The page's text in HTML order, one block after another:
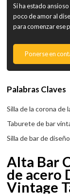
Si ha estado
poco de amor al
para comenzar ese
Ponerse en
Palabras Claves
Silla de la corona de
Taburete de bar
Silla de bar de
Alta Bar
de acero
Vintage